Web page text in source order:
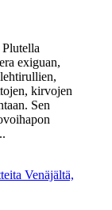
exiguan,
kirvojen
Sen